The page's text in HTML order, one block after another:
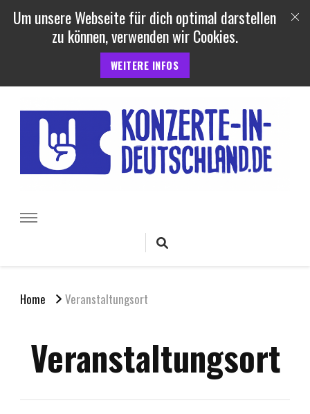
Um unsere Webseite für dich optimal darstellen
zu können, verwenden wir Cookies.
WEITERE INFOS
Deutschland
Veranstaltungen in Deutschland
Home Veranstaltungsort
Veranstaltungsort